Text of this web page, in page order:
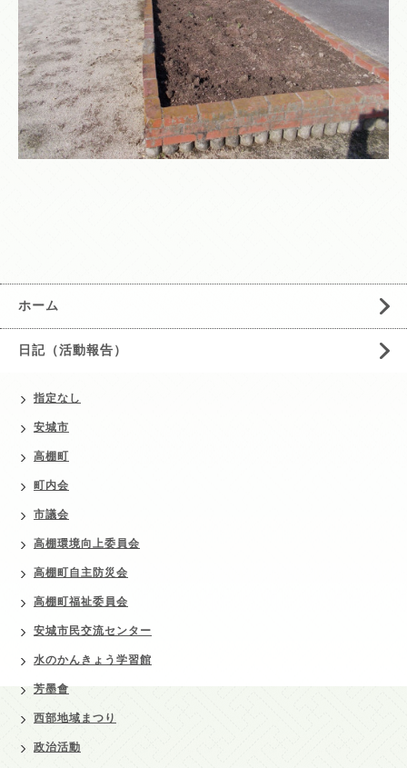
ホーム
日記（活動報告）
指定なし
安城市
高棚町
町内会
市議会
高棚環境向上委員会
高棚町自主防災会
高棚町福祉委員会
安城市民交流センター
水のかんきょう学習館
芳墨會
西部地域まつり
政治活動